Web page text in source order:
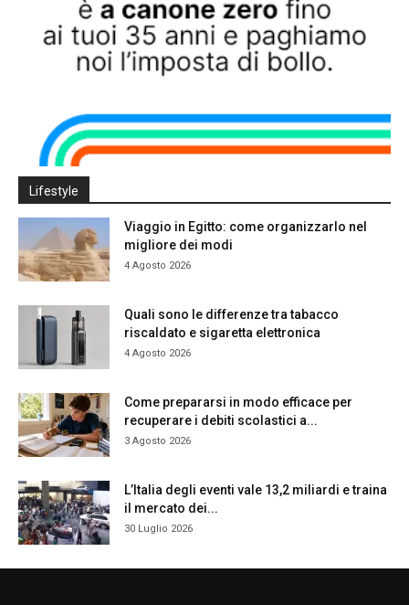
Lifestyle
Viaggio in Egitto: come organizzarlo nel
migliore dei modi
4 Agosto 2026
Quali sono le differenze tra tabacco
riscaldato e sigaretta elettronica
4 Agosto 2026
Come prepararsi in modo efficace per
recuperare i debiti scolastici a...
3 Agosto 2026
L’Italia degli eventi vale 13,2 miliardi e traina
il mercato dei...
30 Luglio 2026